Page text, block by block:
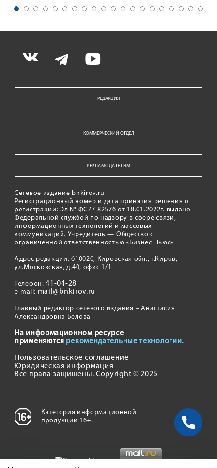
РЕДАКЦИЯ
КОММЕРЧЕСКИЙ ОТДЕЛ
РЕКЛАМОДАТЕЛЯМ
Сетевое издание bnkirov.ru
Регистрационный номер и дата принятия решения о
регистрации: Эл № ФС77-82576 от 18.01.2022г. выдано
Федеральной службой по надзору в сфере связи,
информационных технологий и массовых
коммуникаций. Учредитель — Общество с
ограниченной ответственностью «Бизнес Ньюс»
Адрес редакции: 610020, Кировская обл., г.Киров,
ул.Московская, д.40, офис 1/1
Телефон:41-04-28
e-mail: mail@bnkirov.ru
Главный редактор сетевого издания – Анастасия
Александровна Белова
На информационном ресурсе
применяются рекомендательные технологии.
Пользовательское соглашение
Юридическая информация
Все права защищены. Copyright © 2025
Категория информационной
продукции 16+.